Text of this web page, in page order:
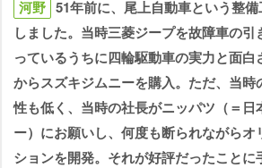
河野 51年前に、尾上自動車という整
しました。当時三菱ジープを故障車の
っているうちに四輪駆動車の実力と面白
からスズキジムニーを購入。ただ、当時
性も低く、当時の社長がニッパツ（＝日
ー）にお願いし、何度も断られながら
ションを開発。それが好評だったこと